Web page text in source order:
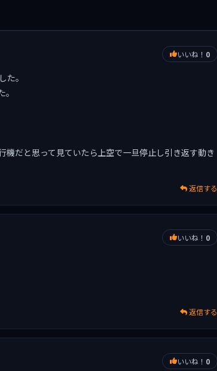
いいね！ 0
。
だと思って見ていたら上空で一旦停止し引き返す動き
返信する
いいね！ 0
返信する
いいね！ 0